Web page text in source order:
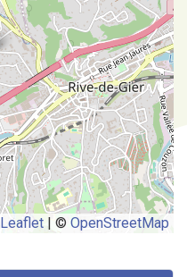
Leaflet | © OpenStreetMap